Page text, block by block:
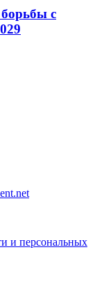
с
и персональных